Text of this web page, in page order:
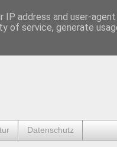
Datenschutz
IP address and user-agent
of service, generate